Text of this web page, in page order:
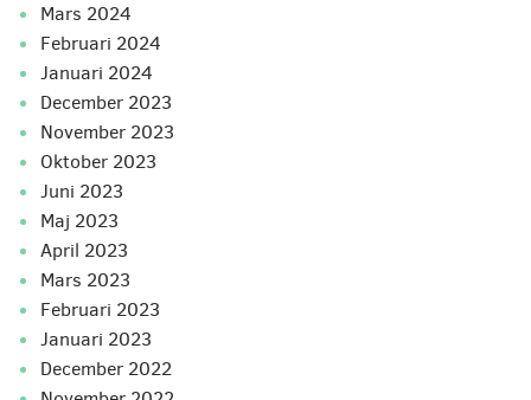
mars 2024
februari 2024
januari 2024
december 2023
november 2023
oktober 2023
juni 2023
maj 2023
april 2023
mars 2023
februari 2023
januari 2023
december 2022